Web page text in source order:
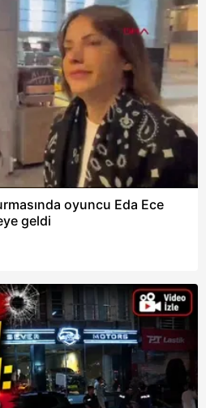
Korunması Kanunu uyarınca
okumak ve sitemizde
kullanılan çerezlerle ilgili bilgi
oyuncu Eda Ece
geldi